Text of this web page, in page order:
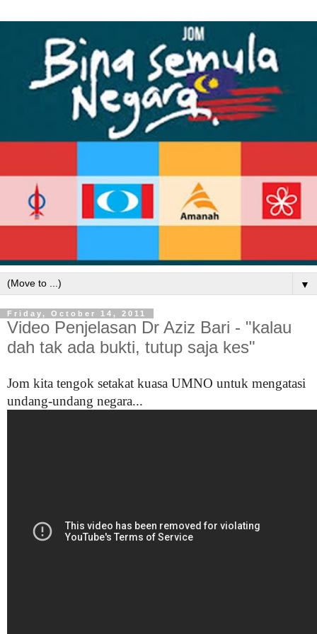
▼
Friday, October 14, 2011
Video Penjelasan Dr Aziz Bari - "kalau
dah tak ada bukti, tutup saja kes"
Jom kita tengok setakat kuasa UMNO untuk mengatasi
undang-undang negara...